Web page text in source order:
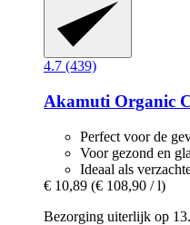
4.7 (439)
Akamuti Organic
Perfect voor de
Voor gezond en
Ideaal als
€ 10,89 (€ 108,90 / l)
Bezorging uiterlijk op